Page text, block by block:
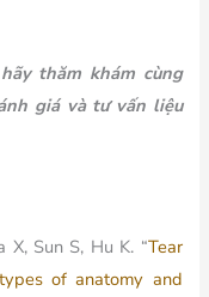
thăm khám cùng
giá và tư vấn liệu
X, Sun S, Hu K. “Tear
of anatomy and